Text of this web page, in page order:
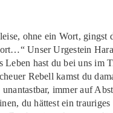
ohne ein Wort, gingst
Unser Urgestein
Leben hast du bei uns im
Rebell kamst du
immer auf
du hättest ein trauriges